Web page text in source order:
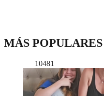
MÁS POPULARES
10481